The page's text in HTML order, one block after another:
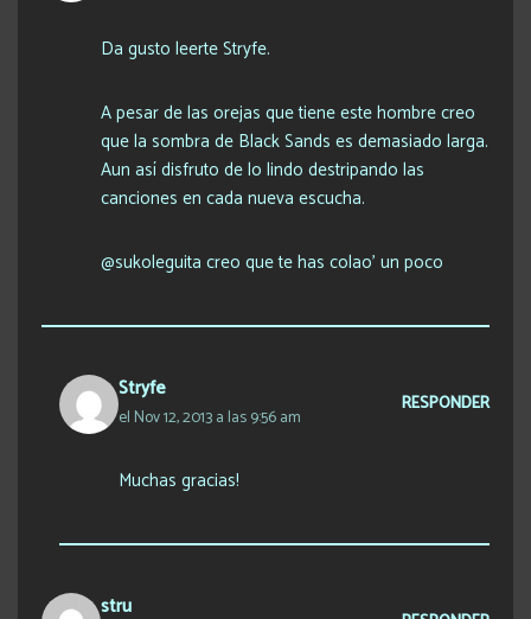
Da gusto leerte Stryfe.
A pesar de las orejas que tiene este hombre creo
que la sombra de Black Sands es demasiado larga.
Aun así disfruto de lo lindo destripando las
canciones en cada nueva escucha.
@sukoleguita creo que te has colao’ un poco
Stryfe
el Nov 12, 2013 a las 9:56 am
RESPONDER
Muchas gracias!
stru